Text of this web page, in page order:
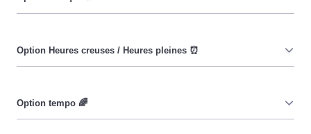
date, ni de l'heure, que ce soit en à Sainte-Agnès ou
ailleurs. 💡
Sainte-Agnès est réduit. ⚡